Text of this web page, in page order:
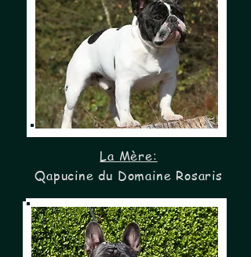
La Mère:
Qapucine du Domaine Rosaris